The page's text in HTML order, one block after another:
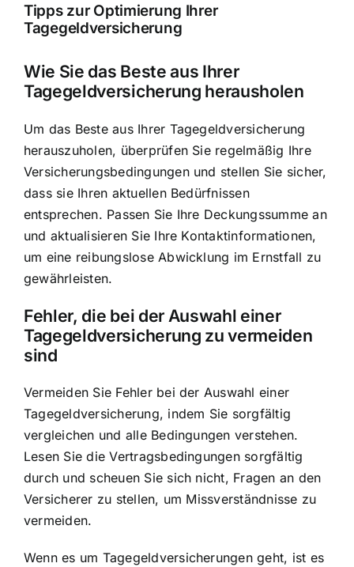
Tipps zur Optimierung Ihrer
Tagegeldversicherung
Wie Sie das Beste aus Ihrer
Tagegeldversicherung herausholen
Um das Beste aus Ihrer Tagegeldversicherung
herauszuholen, überprüfen Sie regelmäßig Ihre
Versicherungsbedingungen und stellen Sie sicher,
dass sie Ihren aktuellen Bedürfnissen
entsprechen. Passen Sie Ihre Deckungssumme an
und aktualisieren Sie Ihre Kontaktinformationen,
um eine reibungslose Abwicklung im Ernstfall zu
gewährleisten.
Fehler, die bei der Auswahl einer
Tagegeldversicherung zu vermeiden
sind
Vermeiden Sie Fehler bei der Auswahl einer
Tagegeldversicherung, indem Sie sorgfältig
vergleichen und alle Bedingungen verstehen.
Lesen Sie die Vertragsbedingungen sorgfältig
durch und scheuen Sie sich nicht, Fragen an den
Versicherer zu stellen, um Missverständnisse zu
vermeiden.
Wenn es um Tagegeldversicherungen geht, ist es